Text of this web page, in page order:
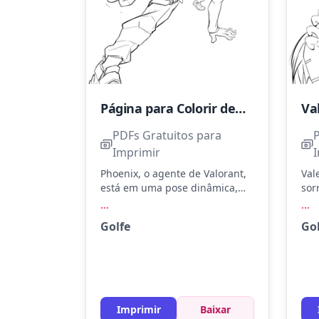
Página para Colorir de Phoenix, o Agente Valorant
PDFs Gratuitos para
Imprimir
Phoenix, o agente de Valorant,
está em uma pose dinâmica,
vermelho intenso, laranja e
personagem.
...
Golfe
Imprimir Baixar
...